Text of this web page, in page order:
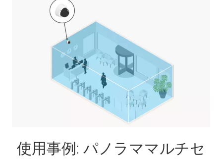
使用事例: パノラママルチセ